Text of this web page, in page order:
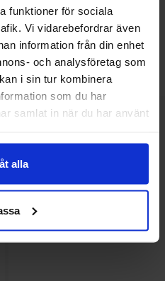
funktioner för sociala
Vi vidarebefordrar även
information från din enhet
och analysföretag som
i sin tur kombinera
som du har
samlat in när du har använt
alla
Inklusive 25% moms
Köp ( 10st)
100 -till499 st
(56k) som favorit
Ny
Makera gänginsats M4 L: